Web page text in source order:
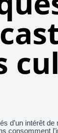
d’un intérêt
consomment